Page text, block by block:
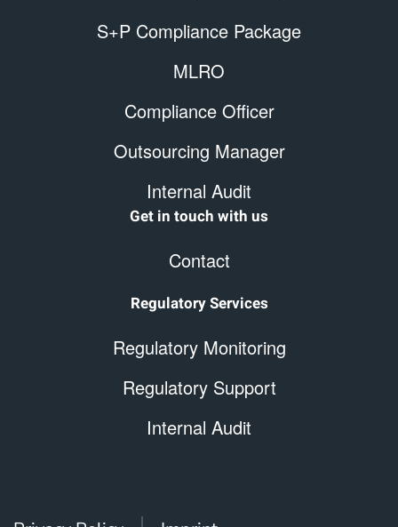
S+P Compliance Package
MLRO
Compliance Officer
Outsourcing Manager
Internal Audit
Get in touch with us
Contact
Regulatory Services
Regulatory Monitoring
Regulatory Support
Internal Audit